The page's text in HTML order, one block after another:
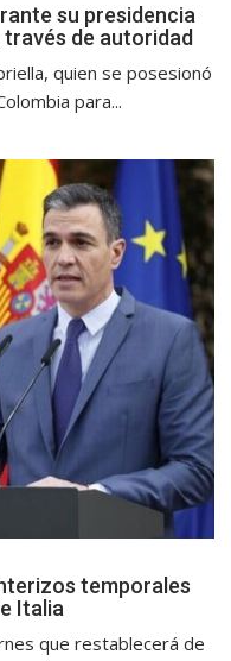
su presidencia
de autoridad
quien se posesionó
para...
temporales
Italia
que restablecerá de